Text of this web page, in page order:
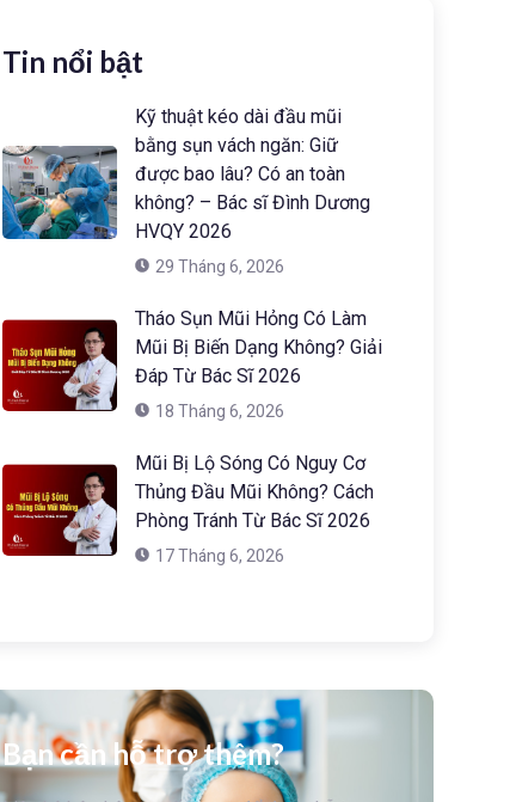
Tin nổi bật
Kỹ thuật kéo dài đầu mũi
bằng sụn vách ngăn: Giữ
được bao lâu? Có an toàn
không? – Bác sĩ Đình Dương
HVQY 2026
29 Tháng 6, 2026
Tháo Sụn Mũi Hỏng Có Làm
Mũi Bị Biến Dạng Không? Giải
Đáp Từ Bác Sĩ 2026
18 Tháng 6, 2026
Mũi Bị Lộ Sóng Có Nguy Cơ
Thủng Đầu Mũi Không? Cách
Phòng Tránh Từ Bác Sĩ 2026
17 Tháng 6, 2026
Bạn cần hỗ trợ thêm?